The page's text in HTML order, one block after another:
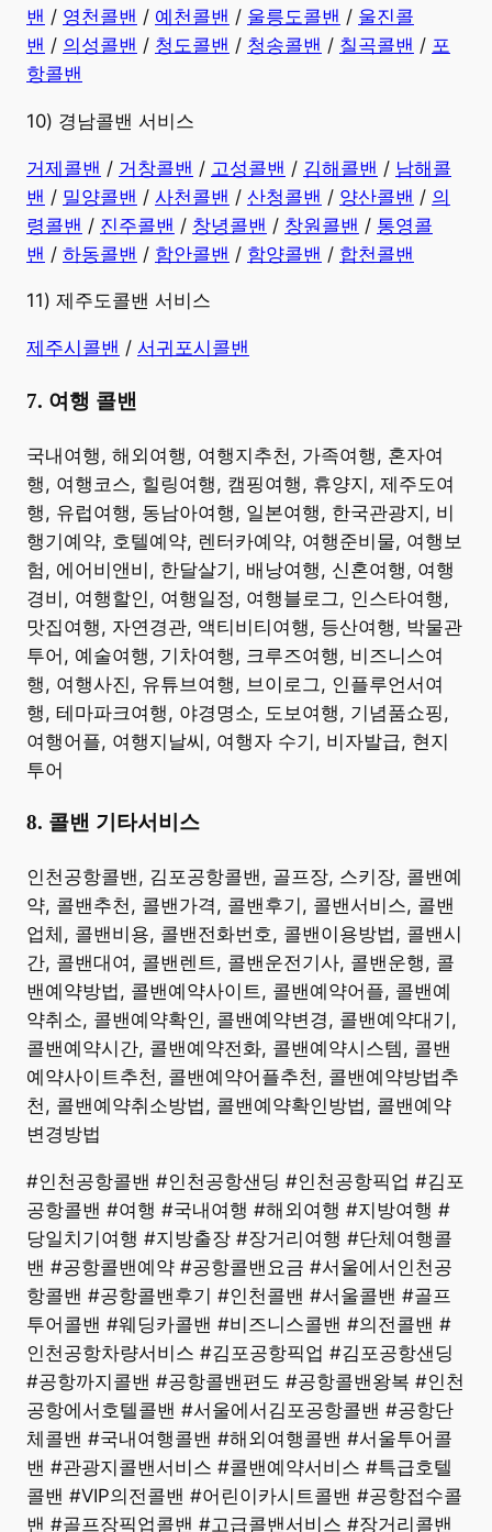
밴 / 영천콜밴 / 예천콜밴 / 울릉도콜밴 / 울진콜
밴 / 의성콜밴 / 청도콜밴 / 청송콜밴 / 칠곡콜밴 / 포
항콜밴
10) 경남콜밴 서비스
​거제콜밴 / 거창콜밴 / 고성콜밴 / 김해콜밴 / 남해콜
밴 / 밀양콜밴 / 사천콜밴 / 산청콜밴 / 양산콜밴 / 의
령콜밴 / 진주콜밴 / 창녕콜밴 / 창원콜밴 / 통영콜
밴 / 하동콜밴 / 함안콜밴 / 함양콜밴 / 합천콜밴
11) 제주도콜밴 서비스
제주시콜밴 / 서귀포시콜밴
7. 여행 콜밴
​국내여행, 해외여행, 여행지추천, 가족여행, 혼자여
행, 여행코스, 힐링여행, 캠핑여행, 휴양지, 제주도여
행, 유럽여행, 동남아여행, 일본여행, 한국관광지, 비
행기예약, 호텔예약, 렌터카예약, 여행준비물, 여행보
험, 에어비앤비, 한달살기, 배낭여행, 신혼여행, 여행
경비, 여행할인, 여행일정, 여행블로그, 인스타여행,
맛집여행, 자연경관, 액티비티여행, 등산여행, 박물관
투어, 예술여행, 기차여행, 크루즈여행, 비즈니스여
행, 여행사진, 유튜브여행, 브이로그, 인플루언서여
행, 테마파크여행, 야경명소, 도보여행, 기념품쇼핑,
여행어플, 여행지날씨, 여행자 수기, 비자발급, 현지
투어 ​
8. 콜밴 기타서비스
​인천공항콜밴, 김포공항콜밴, 골프장, 스키장, 콜밴예
약, 콜밴추천, 콜밴가격, 콜밴후기, 콜밴서비스, 콜밴
업체, 콜밴비용, 콜밴전화번호, 콜밴이용방법, 콜밴시
간, 콜밴대여, 콜밴렌트, 콜밴운전기사, 콜밴운행, 콜
밴예약방법, 콜밴예약사이트, 콜밴예약어플, 콜밴예
약취소, 콜밴예약확인, 콜밴예약변경, 콜밴예약대기,
콜밴예약시간, 콜밴예약전화, 콜밴예약시스템, 콜밴
예약사이트추천, 콜밴예약어플추천, 콜밴예약방법추
천, 콜밴예약취소방법, 콜밴예약확인방법, 콜밴예약
변경방법
#인천공항콜밴 #인천공항샌딩 #인천공항픽업 #김포
공항콜밴 #여행 #국내여행 #해외여행 #지방여행 #
당일치기여행 #지방출장 #장거리여행 #단체여행콜
밴 #공항콜밴예약 #공항콜밴요금 #서울에서인천공
항콜밴 #공항콜밴후기 #인천콜밴 #서울콜밴 #골프
투어콜밴 #웨딩카콜밴 #비즈니스콜밴 #의전콜밴 #
인천공항차량서비스 #김포공항픽업 #김포공항샌딩
#공항까지콜밴 #공항콜밴편도 #공항콜밴왕복 #인천
공항에서호텔콜밴 #서울에서김포공항콜밴 #공항단
체콜밴 #국내여행콜밴 #해외여행콜밴 #서울투어콜
밴 #관광지콜밴서비스 #콜밴예약서비스 #특급호텔
콜밴 #VIP의전콜밴 #어린이카시트콜밴 #공항접수콜
밴 #골프장픽업콜밴 #고급콜밴서비스 #장거리콜밴